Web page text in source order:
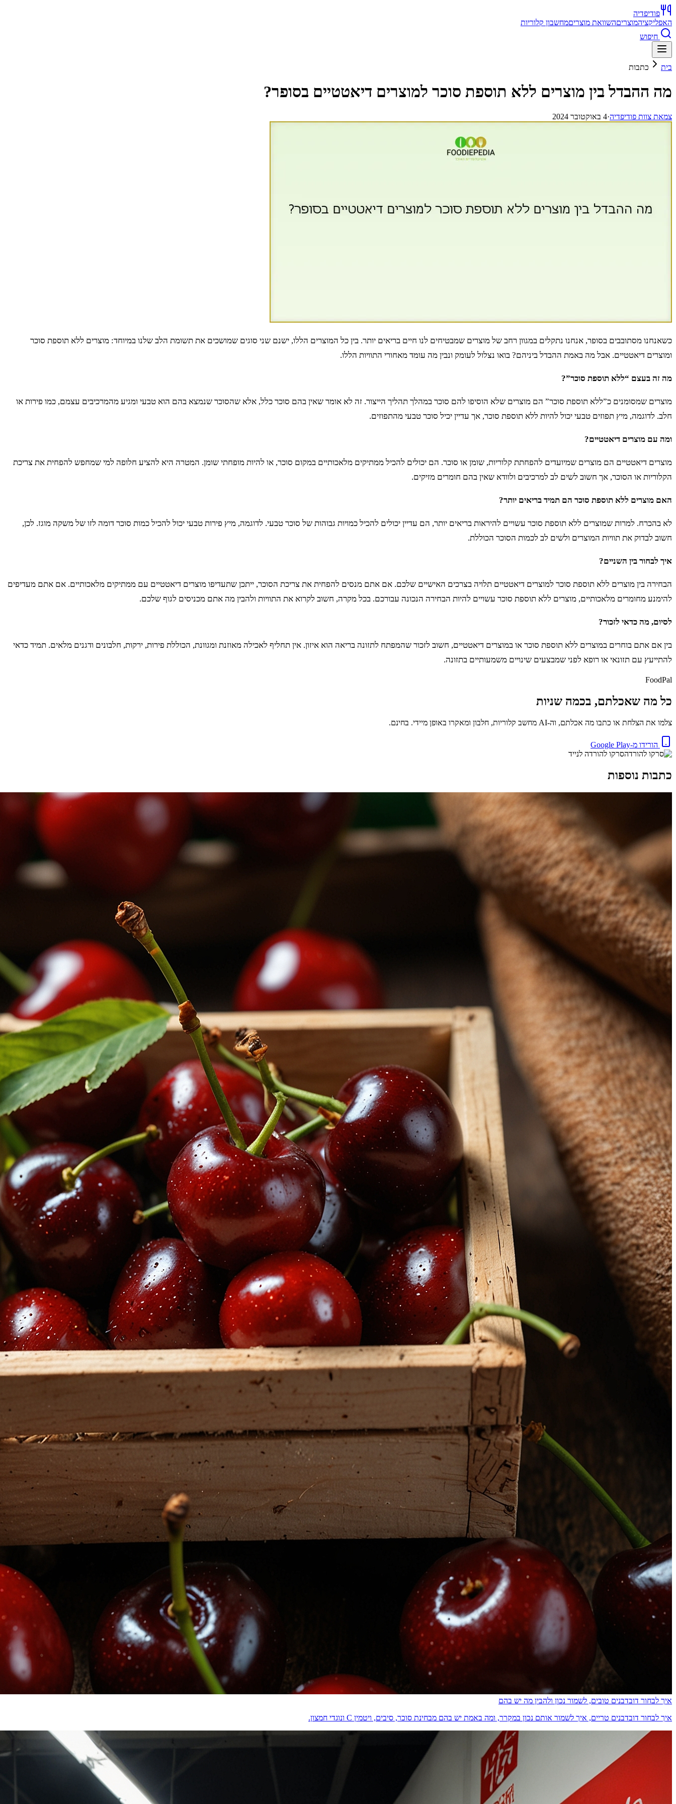
פודיפדיה
האפליקציהמוצריםהשוואת מוצריםמחשבון קלוריות
חיפוש
בית כתבות
מה ההבדל בין מוצרים ללא תוספת סוכר למוצרים דיאטטיים בסופר?
צמאת צוות פודיפדיה·4 באוקטובר 2024
כשאנחנו מסתובבים בסופר, אנחנו נתקלים במגוון רחב של מוצרים שמבטיחים לנו חיים בריאים יותר. בין כל המוצרים הללו, ישנם שני סוגים שמושכים את תשומת הלב שלנו במיוחד: מוצרים ללא תוספת סוכר
ומוצרים דיאטטיים. אבל מה באמת ההבדל ביניהם? בואו נצלול לעומק ונבין מה עומד מאחורי התוויות הללו.
מה זה בעצם “ללא תוספת סוכר”?
מוצרים שמסומנים כ”ללא תוספת סוכר” הם מוצרים שלא הוסיפו להם סוכר במהלך תהליך הייצור. זה לא אומר שאין בהם סוכר כלל, אלא שהסוכר שנמצא בהם הוא טבעי ומגיע מהמרכיבים עצמם, כמו פירות או
חלב. לדוגמה, מיץ תפוזים טבעי יכול להיות ללא תוספת סוכר, אך עדיין יכיל סוכר טבעי מהתפוזים.
ומה עם מוצרים דיאטטיים?
מוצרים דיאטטיים הם מוצרים שמיועדים להפחתת קלוריות, שומן או סוכר. הם יכולים להכיל ממתיקים מלאכותיים במקום סוכר, או להיות מופחתי שומן. המטרה היא להציע חלופה למי שמחפש להפחית את צריכת
הקלוריות או הסוכר, אך חשוב לשים לב למרכיבים ולוודא שאין בהם חומרים מזיקים.
האם מוצרים ללא תוספת סוכר הם תמיד בריאים יותר?
לא בהכרח. למרות שמוצרים ללא תוספת סוכר עשויים להיראות בריאים יותר, הם עדיין יכולים להכיל כמויות גבוהות של סוכר טבעי. לדוגמה, מיץ פירות טבעי יכול להכיל כמות סוכר דומה לזו של משקה מוגז. לכן,
חשוב לבדוק את תוויות המוצרים ולשים לב לכמות הסוכר הכוללת.
איך לבחור בין השניים?
הבחירה בין מוצרים ללא תוספת סוכר למוצרים דיאטטיים תלויה בצרכים האישיים שלכם. אם אתם מנסים להפחית את צריכת הסוכר, ייתכן שתעדיפו מוצרים דיאטטיים עם ממתיקים מלאכותיים. אם אתם מעדיפים
להימנע מחומרים מלאכותיים, מוצרים ללא תוספת סוכר עשויים להיות הבחירה הנכונה עבורכם. בכל מקרה, חשוב לקרוא את התוויות ולהבין מה אתם מכניסים לגוף שלכם.
לסיום, מה כדאי לזכור?
בין אם אתם בוחרים במוצרים ללא תוספת סוכר או במוצרים דיאטטיים, חשוב לזכור שהמפתח לתזונה בריאה הוא איזון. אין תחליף לאכילה מאוזנת ומגוונת, הכוללת פירות, ירקות, חלבונים ודגנים מלאים. תמיד כדאי
להתייעץ עם תזונאי או רופא לפני שמבצעים שינויים משמעותיים בתזונה.
FoodPal
כל מה שאכלתם, בכמה שניות
צלמו את הצלחת או כתבו מה אכלתם, וה-AI מחשב קלוריות, חלבון ומאקרו באופן מיידי. בחינם.
הורידו מ-Google Play
סרקו להורדה לנייד
כתבות נוספות
איך לבחור דובדבנים טובים, לשמור נכון ולהבין מה יש בהם
איך לבחור דובדבנים טריים, איך לשמור אותם נכון במקרר, ומה באמת יש בהם מבחינת סוכר, סיבים, ויטמין C ונוגדי חמצון.